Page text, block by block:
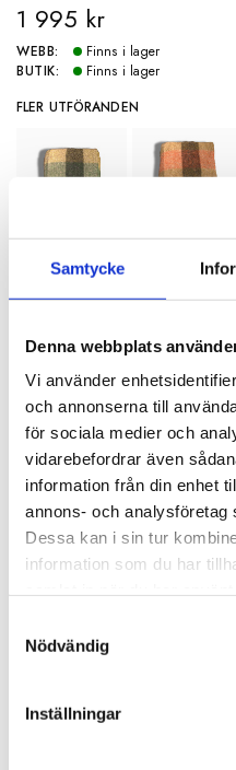
Samtycke
Denna webbplats
Vi använder
och annonserna till
för sociala medier och
vidarebefordrar även
information från din enhet
annons- och analysföretag
Dessa kan i sin tur
information som du har
Nödvändig
Inställningar
1 995 kr
WEBB:
Finns i lager
BUTIK:
Finns i lager
FLER UTFÖRANDEN
Artikelnummer
Material
Tvättråd
BESKRIVNING
RECENSIONER
PRODUKTBLAD